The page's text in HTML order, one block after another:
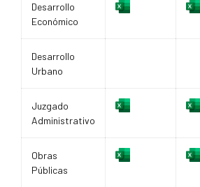
Desarrollo
Económico
Desarrollo
Urbano
Juzgado
Administrativo
Obras
Públicas